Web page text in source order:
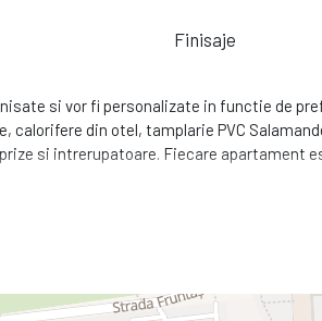
Finisaje
si vor fi personalizate in functie de
calorifere din otel, tamplarie PVC
si intrerupatoare. Fiecare apartament